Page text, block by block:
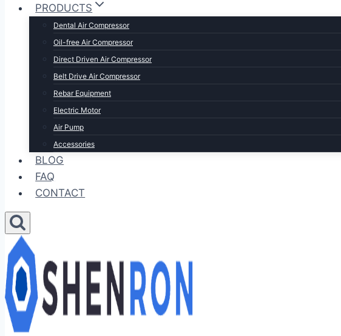
PRODUCTS
Dental Air Compressor
Oil-free Air Compressor
Direct Driven Air Compressor
Belt Drive Air Compressor
Rebar Equipment
Electric Motor
Air Pump
Accessories
BLOG
FAQ
CONTACT